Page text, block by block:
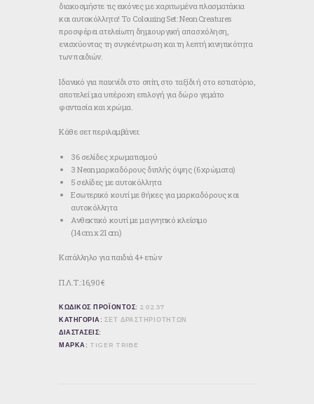
διακοσμήστε τις εικόνες μεχαριτωμένα πλασματάκια
και αυτοκόλλητα! Το Colouring Set: Neon Creatures
προσφέρει ατελείωτη δημιουργική απασχόληση,
ενισχύοντας τη συγκέντρωση και τηλεπτή κινητικότητα
των παιδιών.
Ιδανικό για παιχνίδι στο σπίτι, στο ταξίδι ή στο εστιατόριο
αποτελεί μια υπέροχη επιλογή για δώρο γεμάτο
φαντασία και χρώμα.
Κάθε σετ περιλαμβάνει:
36 σελίδες χρωματισμού
3 Neon μαρκαδόρους διπλής όψης(6 χρώματα)
5 σελίδες με αυτοκόλλητα
Εσωτερικό κουτί με θήκεςγια μαρκαδόρους και
αυτοκόλλητα
Ανθεκτικό κουτί με μαγνητικό κλείσιμο
(14 cm x 21 cm)
Κατάλληλο για παιδιά4+ ετών
Π.Λ.Τ.: 16,90 €
ΚΩΔΙΚΟΣ ΠΡΟΪΟΝΤΟΣ: 20237
ΚΑΤΗΓΟΡΙΑ:ΣΕΤ ΔΡΑΣΤΗΡΙΟΤΗΤΩΝ
ΔΙΑΣΤΑΣΕΙΣ:
ΜΑΡΚΑ: TIGER TRIBE